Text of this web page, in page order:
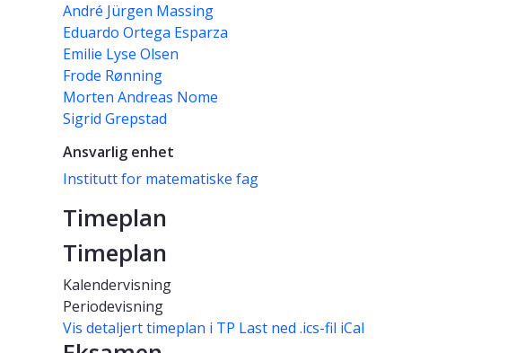
André Jürgen Massing
Eduardo Ortega Esparza
Emilie Lyse Olsen
Frode Rønning
Morten Andreas Nome
Sigrid Grepstad
Ansvarlig enhet
Institutt for matematiske fag
Timeplan
Timeplan
Kalendervisning
Periodevisning
Vis detaljert timeplan i TP Last ned .ics-fil iCal